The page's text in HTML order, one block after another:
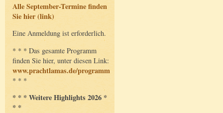
Alle September-Termine finden
Sie hier (link)
Eine Anmeldung ist erforderlich.
* * * Das gesamte Programm
finden Sie hier, unter diesen Link:
www.prachtlamas.de/programm
* * *
* * * Weitere Highlights 2026 *
* *